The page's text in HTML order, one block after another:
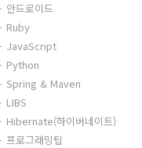
안드로이드
Ruby
JavaScript
Python
Spring & Maven
LIBS
Hibernate(하이버네이트)
프로그래밍팁